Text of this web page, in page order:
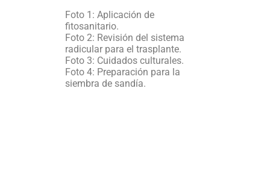
Foto 1: Aplicación de
fitosanitario.
Foto 2: Revisión del sistema
radicular para el trasplante.
Foto 3: Cuidados culturales.
Foto 4: Preparación para la
siembra de sandía.